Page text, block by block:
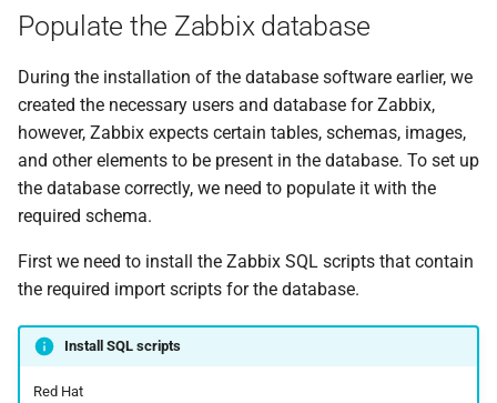
Populate the Zabbix database
During the installation of the database software earlier, we
created the necessary users and database for Zabbix,
however, Zabbix expects certain tables, schemas, images,
and other elements to be present in the database. To set up
the database correctly, we need to populate it with the
required schema.
First we need to install the Zabbix SQL scripts that contain
the required import scripts for the database.
Install SQL scripts
Red Hat